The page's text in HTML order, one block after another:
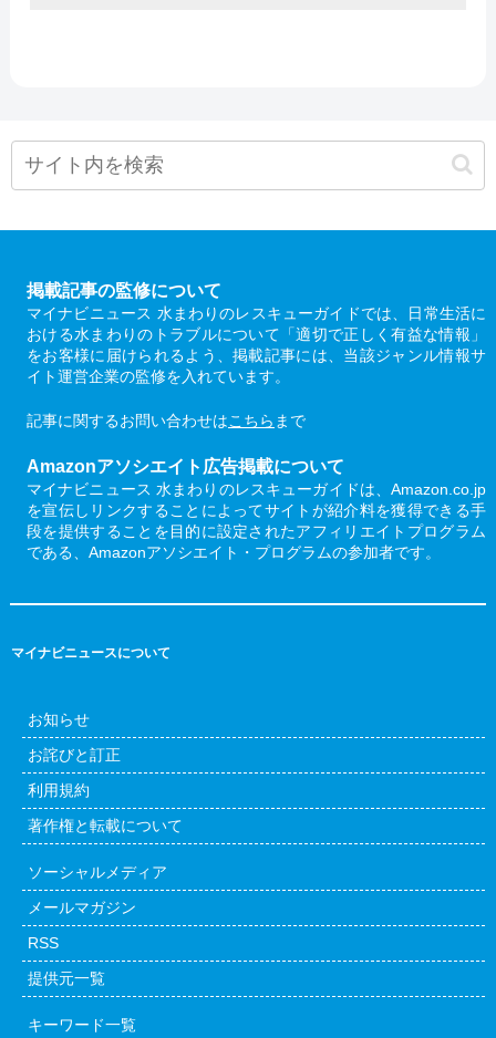
掲載記事の監修について
マイナビニュース 水まわりのレスキューガイドでは、日常生活に
おける水まわりのトラブルについて「適切で正しく有益な情報」
をお客様に届けられるよう、掲載記事には、当該ジャンル情報サ
イト運営企業の監修を入れています。
記事に関するお問い合わせはこちら まで
Amazonアソシエイト広告掲載について
マイナビニュース 水まわりのレスキューガイドは、Amazon.co.jp
を宣伝しリンクすることによってサイトが紹介料を獲得できる手
段を提供することを目的に設定されたアフィリエイトプログラム
である、Amazonアソシエイト・プログラムの参加者です。
マイナビニュースについて
お知らせ
お詫びと訂正
利用規約
著作権と転載について
ソーシャルメディア
メールマガジン
RSS
提供元一覧
キーワード一覧